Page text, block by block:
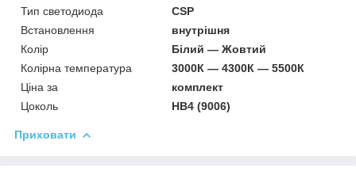
Тип светодиода
CSP
Встановлення
внутрішня
Колір
Білий — Жовтий
Колірна температура
3000К — 4300К — 5500К
Ціна за
комплект
Цоколь
HB4 (9006)
Приховати